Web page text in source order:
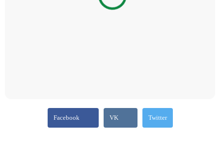
Facebook VK Twitter